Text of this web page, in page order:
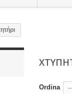
Ordina --